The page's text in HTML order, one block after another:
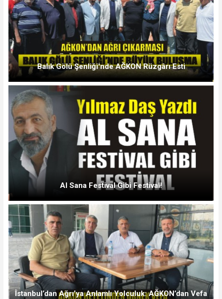
Balık Gölü Şenliği'nde AĞKON Rüzgârı Esti
Al Sana Festival Gibi Festival!
İstanbul’dan Ağrı’ya Anlamlı Yolculuk: AĞKON’dan Vefa